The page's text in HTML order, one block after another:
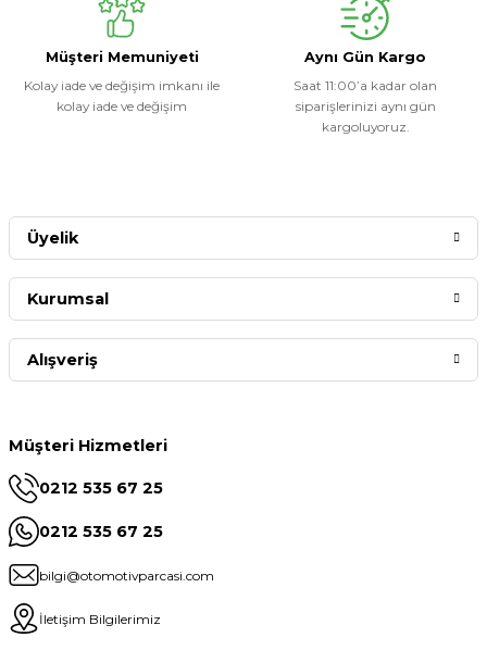
Müşteri Memuniyeti
Kolay iade ve değişim imkanı ile
kolay iade ve değişim
Aynı Gün Kargo
Saat 11:00’a kadar olan
siparişlerinizi aynı gün
kargoluyoruz.
Müşteri Hizmetleri
0212 535 67 25
0212 535 67 25
bilgi@otomotivparcasi.com
İletişim Bilgilerimiz
Üyelik
Kurumsal
Alışveriş